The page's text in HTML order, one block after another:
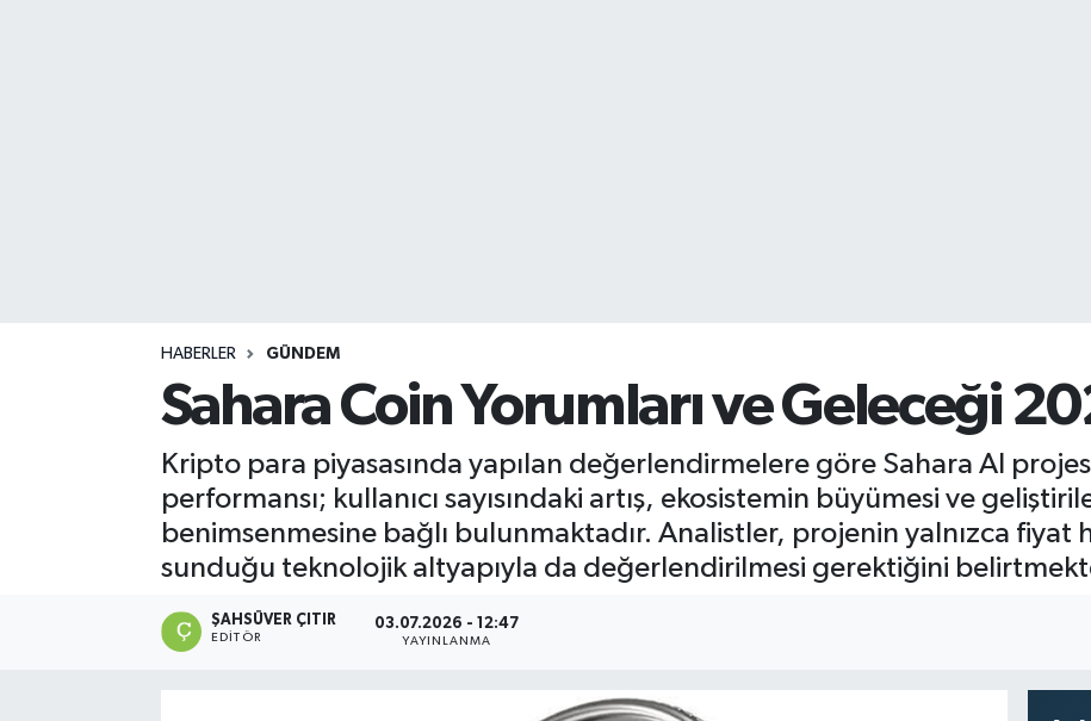
HABERLER GÜNDEM
Sahara Coin Yorumları ve Geleceği
Kripto para piyasasında yapılan değerlendirmelere göre Sahara AI
performansı; kullanıcı sayısındaki artış, ekosistemin büyümesi ve
benimsenmesine bağlı bulunmaktadır. Analistler, projenin yalnızca fiyat
sunduğu teknolojik altyapıyla da değerlendirilmesi gerektiğini
ŞAHSÜVER ÇITIR
EDITÖR
03.07.2026 - 12:47
YAYINLANMA
KASTAMONU